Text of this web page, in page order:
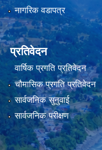
नागरिक वडापत्र
प्रतिवेदन
वार्षिक प्रगति प्रतिवेदन
चौमासिक प्रगति प्रतिवेदन
सार्वजनिक सुनुवाई
सार्वजनिक परीक्षण